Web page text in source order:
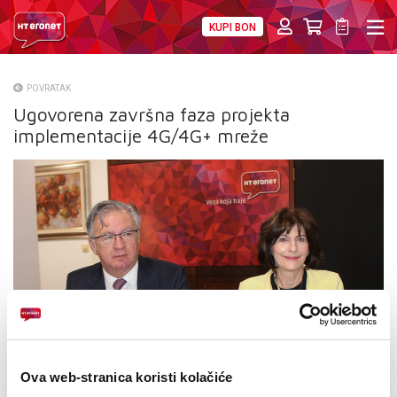
Ova web-stranica koristi kolačiće
KUPI BON
O NAMA
NATJEČAJI
VELEPRODAJA
KONTAKTI
MOJ PROFIL
POVRATAK
Ugovorena završna faza projekta
implementacije 4G/4G+ mreže